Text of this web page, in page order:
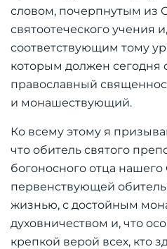
словом, почерпнутым из
святоотеческого учения
соответствующим тому
которым должен сегодня
православный
и монашествующий.
Ко всему этому я
что обитель святого
богоносного отца нашего
первенствующей
жизнью, с достойным
духовничеством и, что
крепкой верой всех, кто